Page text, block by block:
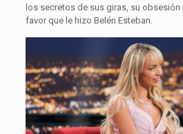
los secretos de sus giras, su obsesión
favor que le hizo Belén Esteban.